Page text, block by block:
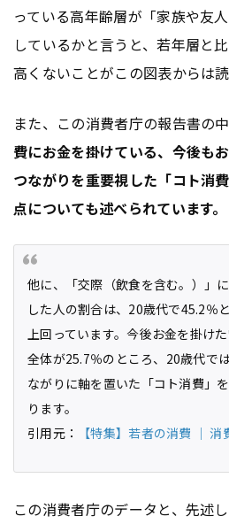
っている高年齢層が「家族や友
しているかと言うと、若年層と
高くないことがこの図表からは読
また、この消費者庁の報告書の中
費にお金を掛けている、今後も
つながりを重要視した「コト消
点についても述べられています。
他に、「交際（飲食を含む。）」
した人の割合は、20歳代で45.2％
上回っています。今後お金を掛け
全体が25.7％のところ、20歳代で
ながりに軸を置いた「コト消費」
ります。
引用元：
【特集】若者の消費 ｜ 消
この消費者庁のデータと、先述